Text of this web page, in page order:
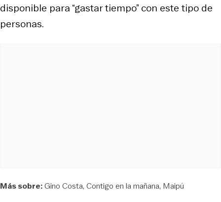
disponible para “gastar tiempo” con este tipo de
personas.
Más sobre:Gino Costa Contigo en la mañana Maipú